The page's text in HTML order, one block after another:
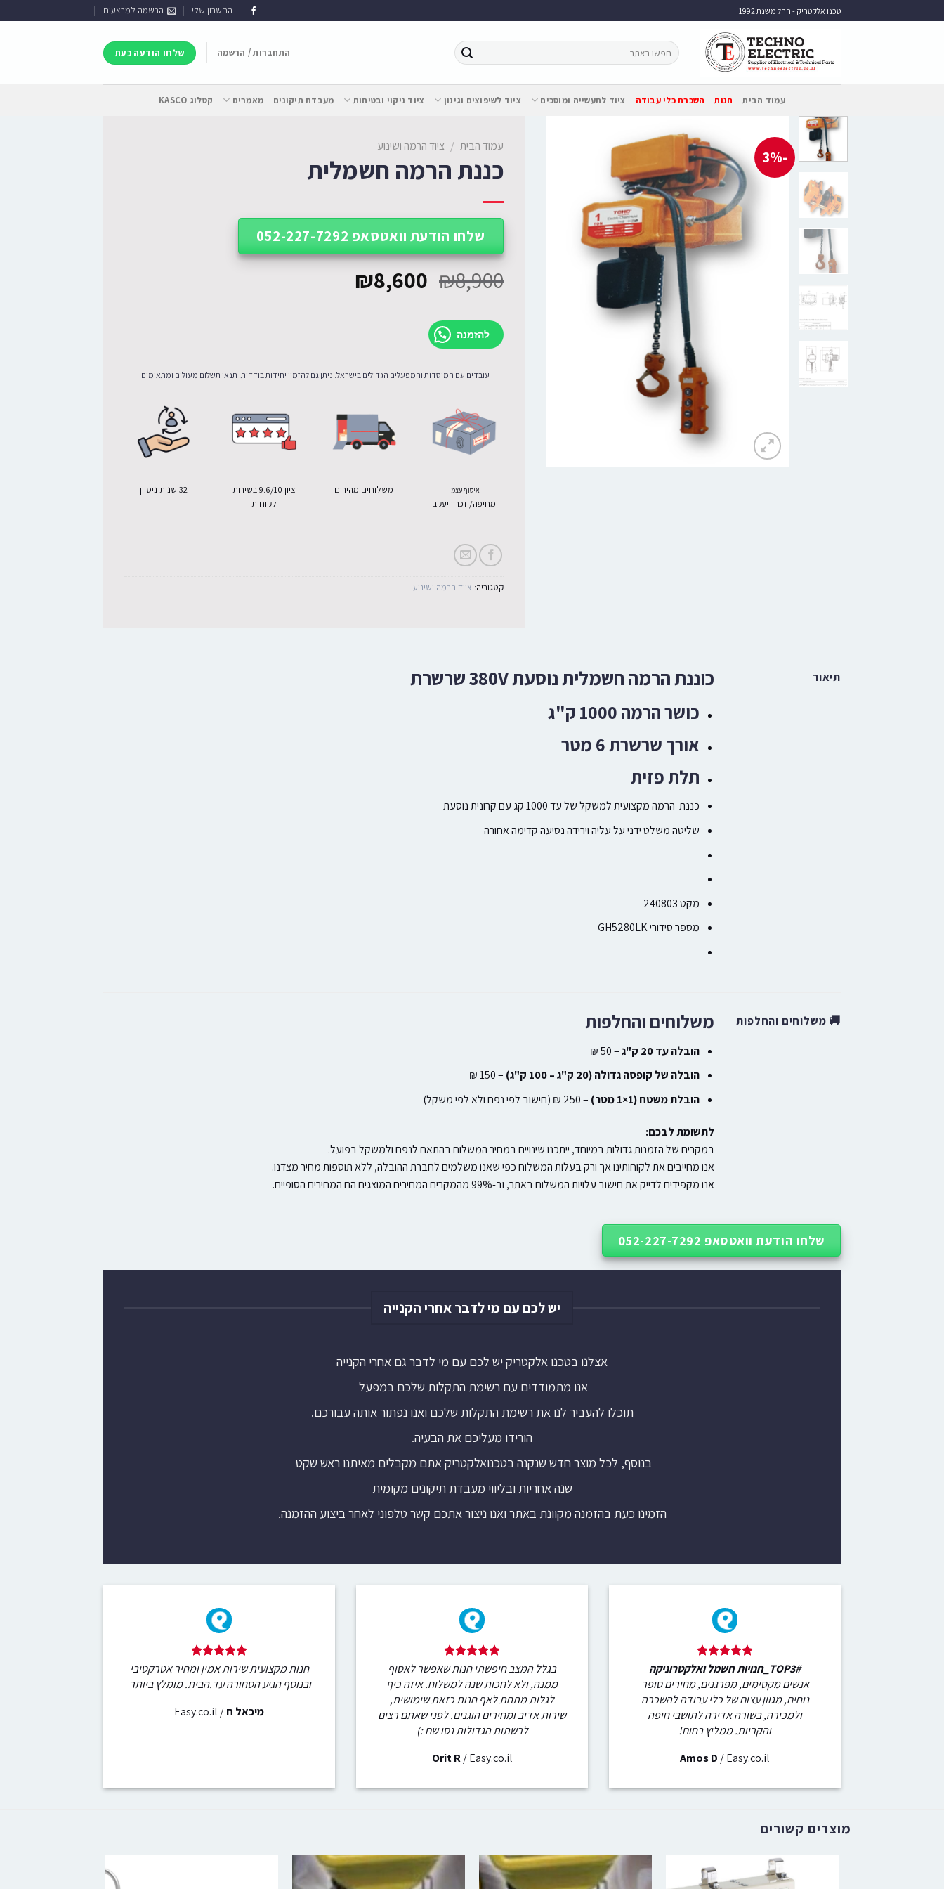
טכנו אלקטריק - החל משנת 1992 החשבון שלי הרשמה למבצעים
התחברות / הרשמה שלחו הודעה כעת
עמוד הבית חנות השכרת כלי עבודה ציוד לתעשייה ומוסכים ציוד לשיפוצים וגינון ציוד ניקוי ובטיחות מעבדת תיקונים מאמרים קטלוג KASCO
-3%
עמוד הבית / ציוד הרמה ושינוע
כננת הרמה חשמלית
שלחו הודעת וואטסאפ 052-227-7292
₪8,900
₪8,600
להזמנה
עובדים עם המוסדות והמפעלים הגדולים בישראל. ניתן גם להזמין יחידות בודדות. תנאי תשלום מעולים ומתאימים.
איסוף עצמי
מחיפה/ זכרון יעקב
משלוחים מהירים
ציון 9.6/10 בשירות
לקוחות
32 שנות ניסיון
קטגוריה: ציוד הרמה ושינוע
תיאור כוננת הרמה חשמלית נוסעת 380V שרשרת
כושר הרמה 1000 ק"ג
אורך שרשרת 6 מטר
תלת פזית
כננת הרמה מקצועית למשקל של עד 1000 קג עם קרונית נוסעת
שליטה משלט ידני על עליה וירידה נסיעה קדימה אחורה
מקט 240803
מספר סידורי GH5280LK
🚚 משלוחים והחלפות משלוחים והחלפות
הובלה עד 20 ק"ג
– 50 ₪
הובלה של קופסה גדולה (20 ק"ג – 100 ק"ג)
– 150 ₪
הובלת משטח (1×1 מטר)
– 250 ₪ (חישוב לפי נפח ולא לפי משקל)
לתשומת לבכם:
במקרים של הזמנות גדולות במיוחד, ייתכנו שינויים במחיר המשלוח בהתאם לנפח ולמשקל בפועל.
אנו מחייבים את לקוחותינו אך ורק בעלות המשלוח כפי שאנו משלמים לחברת ההובלה, ללא תוספות מחיר מצדנו.
אנו מקפידים לדייק את חישוב עלויות המשלוח באתר, וב-99% מהמקרים המחירים המוצגים הם המחירים הסופיים.
שלחו הודעת וואטסאפ 052-227-7292
יש לכם עם מי לדבר אחרי הקנייה
אצלנו בטכנו אלקטריק יש לכם עם מי לדבר גם אחרי הקנייה
אנו מתמודדים עם רשימת התקלות שלכם במפעל
תוכלו להעביר לנו את רשימת התקלות שלכם ואנו נפתור אותה עבורכם.
הורידו מעליכם את הבעיה.
בנוסף, לכל מוצר חדש שנקנה בטכנואלקטריק אתם מקבלים מאיתנו ראש שקט
שנה אחריות ובליווי מעבדת תיקונים מקומית
הזמינו כעת בהזמנה מקוונת באתר ואנו ניצור אתכם קשר טלפוני לאחר ביצוע ההזמנה.
#TOP3_חנויות חשמל ואלקטרוניקה
אנשים מקסימים, מפרגנים, מחירים סופר
נוחים, מגוון עצום של כלי עבודה להשכרה
ולמכירה, בשורה אדירה לתושבי חיפה
והקריות. ממליץ בחום!
Amos D /Easy.co.il
בגלל המצב חיפשתי חנות שאפשר לאסוף
ממנה, ולא לחכות שנה למשלוח. איזה כיף
לגלות מתחת לאף חנות כזאת שימושית,
שירות אדיב ומחירים הוגנים. לפני שאתם רצים
לרשתות הגדולות נסו שם :)
Orit R /Easy.co.il
חנות מקצועית שירות אמין ומחיר אטרקטיבי
ובנוסף הגיע הסחורה עד.הבית. מומלץ ביותר
מיכאל ח/
Easy.co.il
מוצרים קשורים